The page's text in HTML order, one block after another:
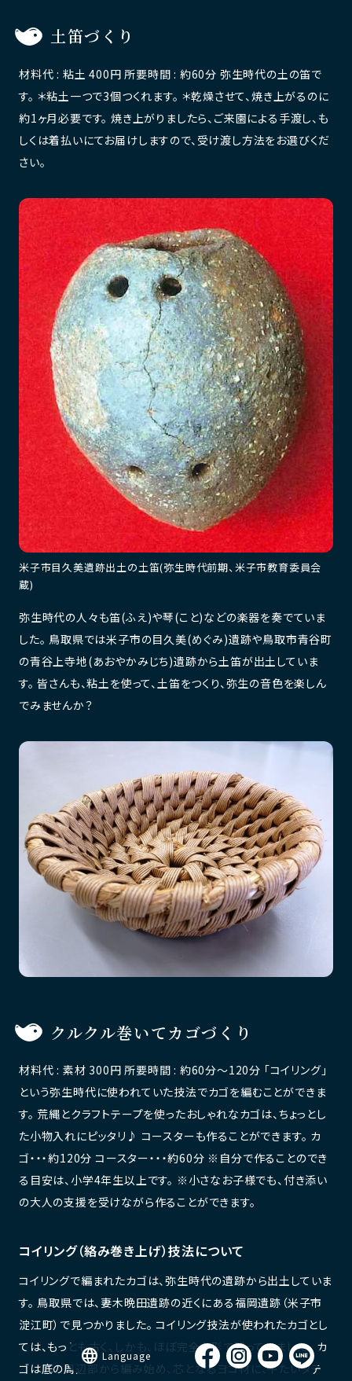
language Language
土笛づくり
材料代 : 粘土 400円 所要時間 : 約60分 弥生時代の土の笛で
す。 ＊粘土一つで3個つくれます。 ＊乾燥させて、焼き上がるのに
約1ヶ月必要です。 焼き上がりましたら、ご来園による手渡し、も
しくは着払いにてお届けしますので、受け渡し方法をお選びくだ
さい。
米子市目久美遺跡出土の土笛(弥生時代前期、米子市教育委員会
蔵)
弥生時代の人々も笛(ふえ)や琴(こと)などの楽器を奏でていま
した。 鳥取県では米子市の目久美(めぐみ)遺跡や鳥取市青谷町
の青谷上寺地(あおやかみじち)遺跡から土笛が出土していま
す。 皆さんも、粘土を使って、土笛をつくり、弥生の音色を楽しん
でみませんか？
クルクル巻いてカゴづくり
材料代 : 素材 300円 所要時間 : 約60分〜120分 「コイリング」
という弥生時代に使われていた技法でカゴを編むことができま
す。 荒縄とクラフトテープを使ったおしゃれなカゴは、ちょっとし
た小物入れにピッタリ♪ コースターも作ることができます。 カ
ゴ・・・約120分 コースター・・・約60分 ※自分で作ることのでき
る目安は、小学4年生以上です。 ※小さなお子様でも、付き添い
の大人の支援を受けながら作ることができます。
コイリング（絡み巻き上げ）技法について
コイリングで編まれたカゴは、弥生時代の遺跡から出土していま
す。 鳥取県では、妻木晩田遺跡の近くにある福岡遺跡（米子市
淀江町）で見つかりました。 コイリング技法が使われたカゴとし
ては、もっとも古く、しかも、ほぼ完全な形で残っていました。 カ
ゴは底の周辺部から編み始め、芯となるヨコ材に、平たいタテ